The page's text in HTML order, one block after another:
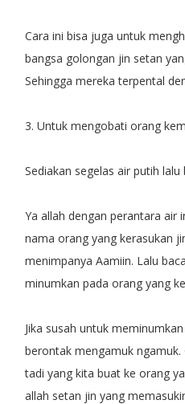
Cara ini bisa juga untuk
bangsa golongan jin setan
Sehingga mereka terpental
3. Untuk mengobati orang
Sediakan segelas air putih lalu
Ya allah dengan perantara air
nama orang yang kerasukan
menimpanya Aamiin. Lalu
minumkan pada orang yang
Jika susah untuk
berontak mengamuk
tadi yang kita buat ke orang
allah setan jin yang